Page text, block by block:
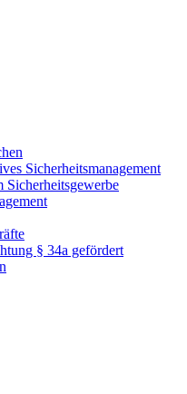
Sicherheitsmanagement
§ 34a gefördert